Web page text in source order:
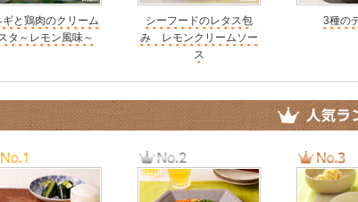
ギと鶏肉のクリーム
タ～レモン風味～
シーフードのレタス包
み レモンクリームソー
ス
3種の